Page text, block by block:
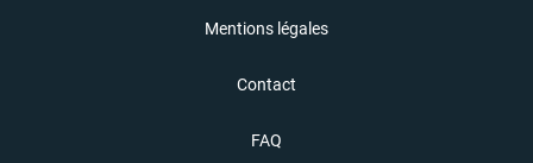
Mentions légales
Contact
FAQ